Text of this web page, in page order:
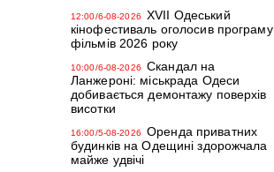
12:00/6-08-2026
XVII Одеський
кінофестиваль оголосив програму
фільмів 2026 року
10:00/6-08-2026
Скандал на
Ланжероні: міськрада Одеси
добивається демонтажу поверхів
висотки
16:00/5-08-2026
Оренда приватних
будинків на Одещині здорожчала
майже удвічі